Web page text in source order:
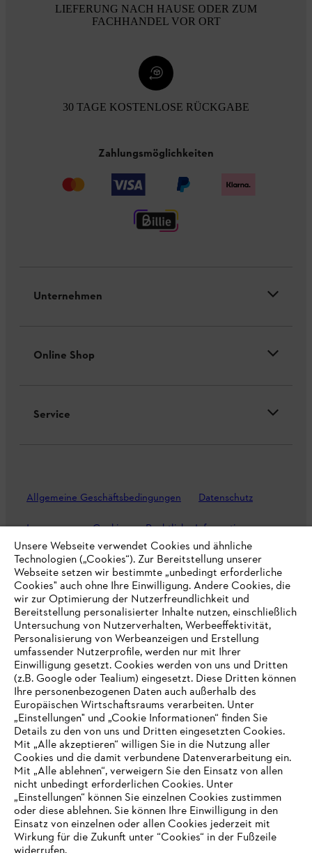
LIEFERUNG NACH HAUSE ODER ZUM
FACHHANDEL VOR ORT
30 TAGE KOSTENLOSE RÜCKGABE
Zahlungsmöglichkeiten
Unternehmen
Online Shop
Service
Allgemeine Geschäftsbedingungen Datenschutz
Impressum Cookies Rechtliche Informationen
STIHL Vertriebszentrale AG & Co. KG, D-64807 Dieburg
IHR BROWSER WIRD NICHT
UNTERSTÜTZT
Unsere Webseite verwendet Cookies und ähnliche
Technologien („Cookies“). Zur Bereitstellung unserer
Webseite setzen wir bestimmte „unbedingt erforderliche
Cookies" auch ohne Ihre Einwilligung. Andere Cookies, die
wir zur Optimierung der Nutzerfreundlichkeit und
Bereitstellung personalisierter Inhalte nutzen, einschließlich
Untersuchung von Nutzerverhalten, Werbeeffektivität,
Personalisierung von Werbeanzeigen und Erstellung
umfassender Nutzerprofile, werden nur mit Ihrer
Einwilligung gesetzt. Cookies werden von uns und Dritten
(z.B. Google oder Tealium) eingesetzt. Diese Dritten können
Ihre personenbezogenen Daten auch außerhalb des
Europäischen Wirtschaftsraums verarbeiten. Unter
„Einstellungen" und „Cookie Informationen“ finden Sie
Details zu den von uns und Dritten eingesetzten Cookies.
Mit „Alle akzeptieren“ willigen Sie in die Nutzung aller
Cookies und die damit verbundene Datenverarbeitung ein.
Mit „Alle ablehnen“, verweigern Sie den Einsatz von allen
nicht unbedingt erforderlichen Cookies. Unter
„Einstellungen“ können Sie einzelnen Cookies zustimmen
oder diese ablehnen. Sie können Ihre Einwilligung in den
Einsatz von einzelnen oder allen Cookies jederzeit mit
Wirkung für die Zukunft unter “Cookies“ in der Fußzeile